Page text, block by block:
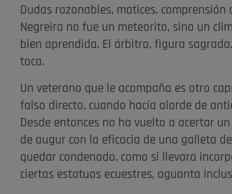
Dudas razonables, matices,
Negreira no fue un meteorito, sino un
bien aprendida. El árbitro, figura
toca.
Un veterano que le acompaña es otro
falso directo, cuando hacía alarde de
Desde entonces no ha vuelto a acertar
de augur con la eficacia de una galleta
quedar condenado, como si llevara
ciertas estatuas ecuestres, aguanta